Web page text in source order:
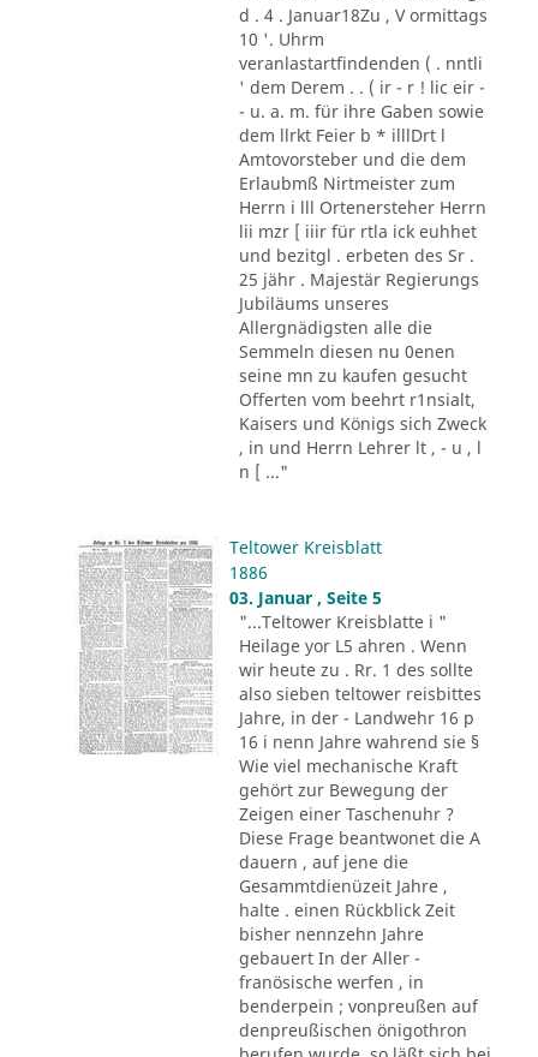
d . 4 . Januar18Zu , V ormittags
10 '. Uhrm
veranlastartfindenden ( . nntli
' dem Derem . . ( ir - r ! lic eir -
- u. a. m. für ihre Gaben sowie
dem llrkt Feier b * illlDrt l
Amtovorsteber und die dem
Erlaubmß Nirtmeister zum
Herrn i lll Ortenersteher Herrn
lii mzr [ iiir für rtla ick euhhet
und bezitgl . erbeten des Sr .
25 jähr . Majestär Regierungs
Jubiläums unseres
Allergnädigsten alle die
Semmeln diesen nu 0enen
seine mn zu kaufen gesucht
Offerten vom beehrt r1nsialt,
Kaisers und Königs sich Zweck
, in und Herrn Lehrer lt , - u , l
n [ ..."
Teltower Kreisblatt
1886
03. Januar , Seite 5
"...Teltower Kreisblatte i "
Heilage yor L5 ahren . Wenn
wir heute zu . Rr. 1 des sollte
also sieben teltower reisbittes
Jahre, in der - Landwehr 16 p
16 i nenn Jahre wahrend sie §
Wie viel mechanische Kraft
gehört zur Bewegung der
Zeigen einer Taschenuhr ?
Diese Frage beantwonet die A
dauern , auf jene die
Gesammtdienüzeit Jahre ,
halte . einen Rückblick Zeit
bisher nennzehn Jahre
gebauert In der Aller -
franösische werfen , in
benderpein ; vonpreußen auf
denpreußischen önigothron